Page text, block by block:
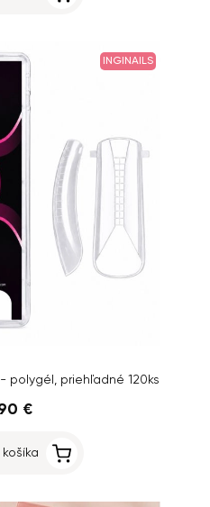
INGINAILS
polygél, priehľadné 120ks
€